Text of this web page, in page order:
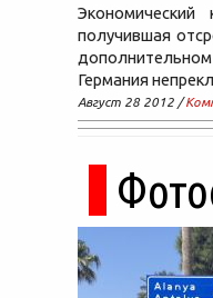
получившая
Германия
Август 28 2012 /